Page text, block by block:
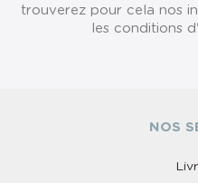
trouverez pour cela nos
les conditions
NOS